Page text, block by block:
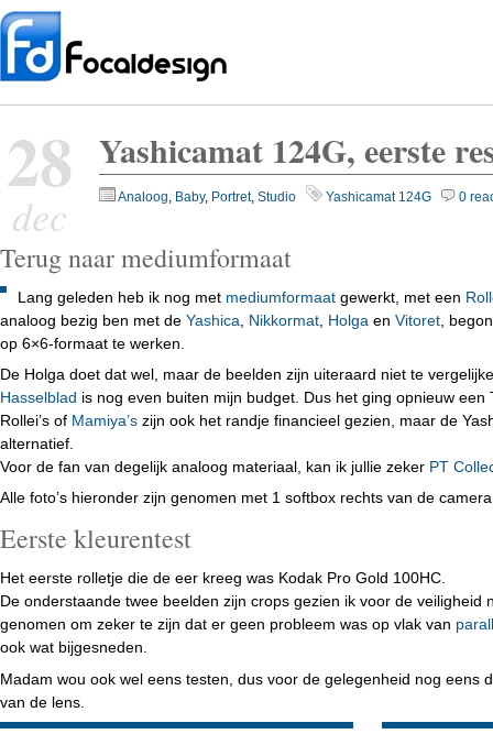
Yashicamat 124G, eerste
Analoog, Baby, Portret, Studio Yashicamat 124G 0
28
dec
Terug naar mediumformaat
Lang geleden heb ik nog met mediumformaat gewerkt, met een
analoog bezig ben met de Yashica Nikkormat Holga en Vitoret ,
op 6×6-formaat te werken.
De Holga doet dat wel, maar de beelden zijn uiteraard niet te
Hasselblad is nog even buiten mijn budget. Dus het ging opnieuw
Rollei’s of Mamiya’s zijn ook het randje financieel gezien, maar de
alternatief.
Voor de fan van degelijk analoog materiaal, kan ik jullie zeker PT
Alle foto’s hieronder zijn genomen met 1 softbox rechts van de
Eerste kleurentest
Het eerste rolletje die de eer kreeg was Kodak Pro Gold 100HC.
De onderstaande twee beelden zijn crops gezien ik voor de veiligheid
genomen om zeker te zijn dat er geen probleem was op vlak van
ook wat bijgesneden.
Madam wou ook wel eens testen, dus voor de gelegenheid nog eens
van de lens.